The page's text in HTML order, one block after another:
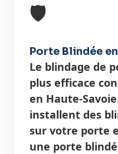
🛡️
Porte Blindée
Le blindage de
plus efficace
en Haute-
installent des
sur votre porte
une porte